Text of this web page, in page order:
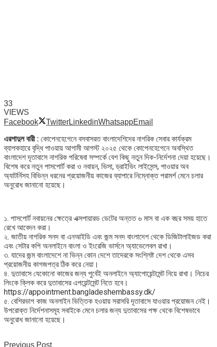
33
VIEWS
Facebook
TwitterLinkedinWhatsappEmail
এরশাদুল বারী : কোপেনহেগেনে বসবাসরত বাংলাদেশিদের নাগরিক সেবার কার্যক্রম
ব্যাপকহারে বৃদ্ধি পাওয়ায় আগামী আগস্ট ২০২৫ থেকে কোপেনহেগেনে অবস্থিত
বাংলাদেশ দূতাবাসে নাগরিক পরিষেবা সম্পর্কে বেশ কিছু নতুন দিক-নির্দেশনা দেয়া হয়েছে।
বিশেষ করে নতুন পাসপোর্ট করা ও নবায়ন, ভিসা, ড্রাইভিং লাইসেন্স, পাওয়ার অব
অ্যাটর্নিসহ বিভিন্ন ধরনের প্রয়োজনীয় কাজের ব্যাপারে নিম্নোক্ত পরামর্শ মেনে চলার
অনুরোধ জানানো হয়েছে।
১. পাসপোর্ট নবায়নের ক্ষেত্রে এক্সপায়ারড ডেটের অন্তত ৬ মাস বা এক বছর সময় হাতে
রেখে আবেদন করা।
২. জাতীয় নাগরিক সনদ বা এনআইডি এবং জন্ম সনদ বাংলাদেশ থেকে ডিজিটালাইজড করা
এবং সেটার কপি অনলাইনে বাংলা ও ইংরেজি ভার্সনে অ্যাভেলেবল রাখা।
৩. যাদের জন্ম বাংলাদেশে না ভিন্ন কোন দেশে তাদেরকে সংশ্লিষ্ট দেশ থেকে এসব
প্রয়োজনীয় কাগজপত্র ঠিক করে নেয়া।
৪. দুতাবাসে যেকোনো কাজের জন্য পুর্বেই অনলাইনে অ্যাপোয়েন্টমেন্ট নিয়ে রাখা। নিচের
লিংকে ক্লিক করে দুতাবাসের এপয়েন্টমেন্ট নিতে হবে।
https://appointment.bangladeshembassy.dk/
৫. বেশিরভাগ কাজ অনলাইন ভিত্তিক হওয়ায় সরাসরি দূতাবাসে যাওয়ার প্রয়োজন নেই।
উপরোক্ত নির্দেশনাসমূহ সবাইকে মেনে চলার জন্য দুতাবাসের পক্ষ থেকে বিশেষভাবে
অনুরোধ জানানো হয়েছে।
Previous Post